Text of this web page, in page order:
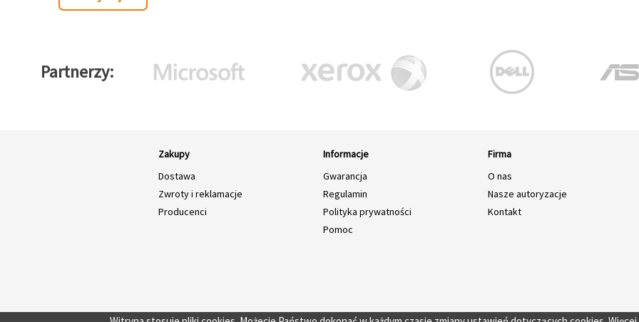
Partnerzy
Zakupy
Dostawa
Zwroty i reklamacje
Producenci
Informacje
Gwarancja
Regulamin
Polityka prywatności
Pomoc
Firma
O nas
Nasze autoryzacje
Kontakt